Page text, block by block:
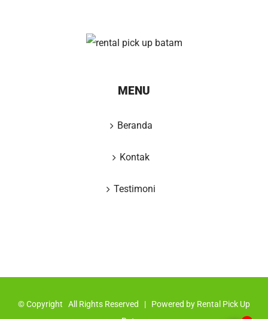
MENU
Beranda
Kontak
Testimoni
© Copyright All Rights Reserved | Powered by Rental Pick Up